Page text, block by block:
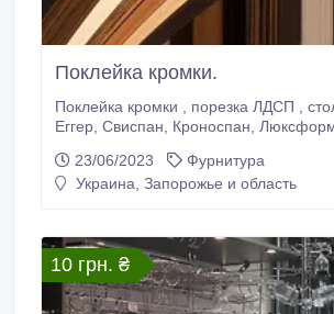
Поклейка кромки.
Поклейка кромки , порезка ЛДСП , столешниц.
Еггер, Свиспан, Кроноспан,
0958565842 markovskiy.mai@gmail.com
https://www.mai-zp.com/.
23/06/2023
Фурнитура
Украина, Запорожье и область
10 грн. ₴